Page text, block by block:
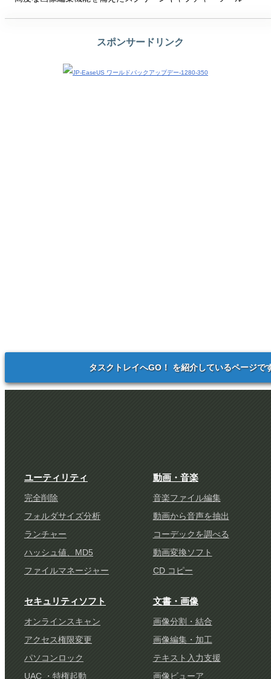
スポンサードリンク
タスクトレイへGO！ を紹介しているページで
ユーティリティ
完全削除
フォルダサイズ分析
ランチャー
ハッシュ値、MD5
ファイルマネージャー
動画・音楽
音楽ファイル編集
動画から音声を抽出
コーデックを調べる
動画変換ソフト
CD コピー
セキュリティソフト
オンラインスキャン
アクセス権限変更
パソコンロック
UAC ・特権起動
文書・画像
画像分割・結合
画像編集・加工
テキスト入力支援
画像ビューア